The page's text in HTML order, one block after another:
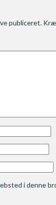
publiceret.
i denne